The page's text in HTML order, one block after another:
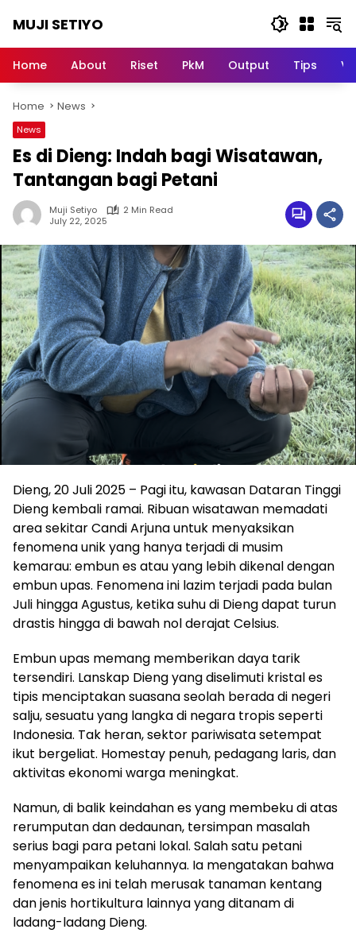
MUJI SETIYO
Bersama,
Home About Riset PkM Output Tips
Home News
News
Es di Dieng: Indah bagi Wisatawan,
Tantangan bagi Petani
Muji Setiyo
2 Min Read
July 22, 2025
Dieng, 20 Juli 2025 – Pagi itu, kawasan Dataran Tinggi
Dieng kembali ramai. Ribuan wisatawan memadati
area sekitar Candi Arjuna untuk menyaksikan
fenomena unik yang hanya terjadi di musim
kemarau: embun es atau yang lebih dikenal dengan
embun upas. Fenomena ini lazim terjadi pada bulan
Juli hingga Agustus, ketika suhu di Dieng dapat turun
drastis hingga di bawah nol derajat Celsius.
Embun upas memang memberikan daya tarik
tersendiri. Lanskap Dieng yang diselimuti kristal es
tipis menciptakan suasana seolah berada di negeri
salju, sesuatu yang langka di negara tropis seperti
Indonesia. Tak heran, sektor pariwisata setempat
ikut bergeliat. Homestay penuh, pedagang laris, dan
aktivitas ekonomi warga meningkat.
Namun, di balik keindahan es yang membeku di atas
rerumputan dan dedaunan, tersimpan masalah
serius bagi para petani lokal. Salah satu petani
menyampaikan keluhannya. Ia mengatakan bahwa
fenomena es ini telah merusak tanaman kentang
dan jenis hortikultura lainnya yang ditanam di
ladang-ladang Dieng.